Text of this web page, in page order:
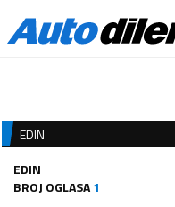
EDIN
EDIN
BROJ OGLASA1